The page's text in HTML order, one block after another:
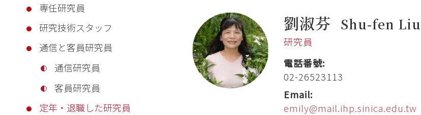
専任研究員
研究技術スタッフ
通信と客員研究員
通信研究員
客員研究員
定年・退職した研究員
劉淑芬 Shu-fen Liu
研究員
電話番號:
02-26523113
Email:
emily@mail.ihp.sinica.edu.tw